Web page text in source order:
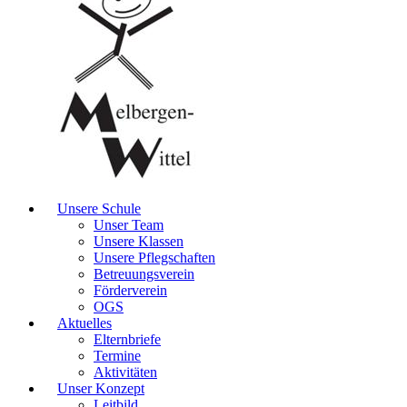
Unsere Schule
Unser Team
Unsere Klassen
Unsere Pflegschaften
Betreuungsverein
Förderverein
OGS
Aktuelles
Elternbriefe
Termine
Aktivitäten
Unser Konzept